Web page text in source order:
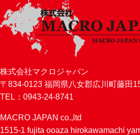
株式会社マクロジャパン
〒834-0123 福岡県八女郡広川町藤田
TEL：0943-24-8741
MACRO JAPAN co.,ltd
1515-1 fujita ooaza hirokawamachi